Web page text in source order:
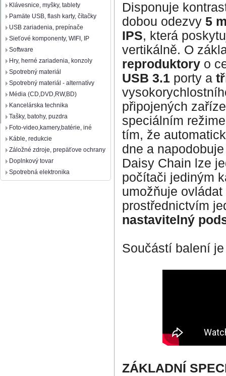
Klávesnice, myšky, tablety
Pamäte USB, flash karty, čítačky
USB zariadenia, prepínače
Sieťové komponenty, WIFI, IP
Software
Hry, herné zariadenia, konzoly
Spotrebný materiál
Spotrebný materiál - alternatívy
Média (CD,DVD,RW,BD)
Kancelárska technika
Tašky, batohy, puzdra
Foto-video,kamery,batérie, iné
Káble, redukcie
Záložné zdroje, prepäťove ochrany
Doplnkový tovar
Spotrebná elektronika
Disponuje
dobou odezvy 5
IPS, která
vertikálně. O
reproduktory o
USB 3.1 porty a
připojených
speciálním
tím, že
dne a
Daisy Chain lze
počítači jediným
umožňuje
prostřednictvím
nastavitelný
Součástí balení
ZÁKLADNÍ